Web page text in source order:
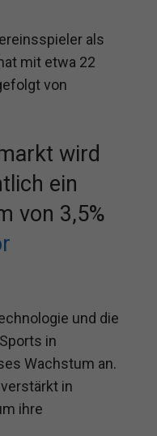
als
mit etwa 22
von
wird
ein
von 3,5%
und die
in
Wachstum an.
in
ihre